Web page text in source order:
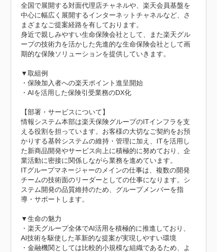
全国で展開する対面代理店チャネルや、楽天会員基盤を
中心に幅広く展開するインターネットチャネルなど、さ
まざまなご提案経路を有しております。
身近で親しみやすい生命保険会社として、また楽天グル
ープの技術力を活かした先進的な生命保険会社として画
期的な保険ソリューションを提供していきます。
▼取組例
・保険加入者への楽天ポイント進呈開始
・AIを活用した保険引受業務のDX化
【部署・サービスについて】
情報システム本部は楽天保険グループのITインフラを支
える役割を担っています。お客様の大切なご契約をお預
かりする基幹システムの維持・管理に加え、ITを活用し
た新商品開発やサービス向上に積極的に努めており、企
業活動に密接に関係しながら業務を進めています。
ITグループマネージャーのメインの仕事は、複数の開発
チームの技術面のリーダーとしての仕事になります。シ
ステム開発の品質維持のため、グループメンバーを指
導・サポートします。
▼生命の魅力
・楽天グループ全体でAI活用を積極的に推進しており、
AI技術を駆使した革新的な提案が実現しやすい環境
・金融機関としては比較的小規模な組織であるため、よ